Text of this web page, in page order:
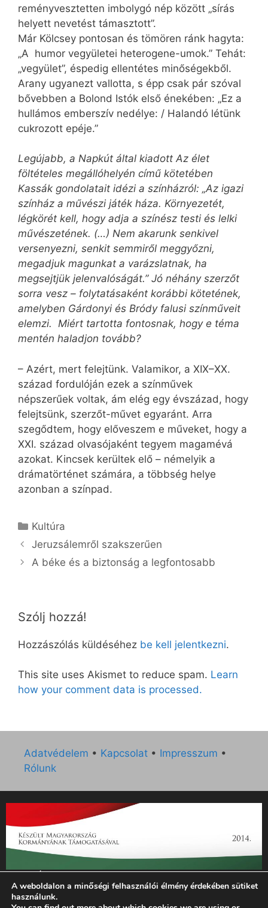
reményvesztetten imbolygó nép között „sírás
helyett nevetést támasztott”.
Már Kölcsey pontosan és tömören ránk hagyta:
„A humor vegyületei he­te­ro­ge­ne-u­mok.” Tehát:
„vegyület”, éspedig ellentétes minőségekből.
Arany ugyanezt vallotta, s épp csak pár szóval
bővebben a Bolond Istók első énekében: „Ez a
hullámos emberszív nedélye: / Halandó létünk
cukrozott epéje.”
Legújabb, a Napkút által kiadott Az élet
föltételes megállóhelyén című kötetében
Kassák gondolatait idézi a színházról: „Az igazi
színház a művészi játék háza. Környezetét,
légkörét kell, hogy adja a színész testi és lelki
művészetének. (…) Nem akarunk senkivel
versenyezni, senkit semmiről meggyőzni,
megadjuk magunkat a varázslatnak, ha
megsejtjük jelenvalóságát.” Jó néhány szerzőt
sorra vesz – folytatásaként korábbi kötetének,
amelyben Gárdonyi és Bródy falusi színműveit
elemzi. Miért tartotta fontosnak, hogy e téma
mentén haladjon tovább?
– Azért, mert felejtünk. Valamikor, a XIX–XX.
század fordulóján ezek a színművek
népszerűek voltak, ám elég egy évszázad, hogy
felejtsünk, szerzőt-művet egyaránt. Arra
szegődtem, hogy előveszem e műveket, hogy a
XXI. század olvasójaként tegyem magamévá
azokat. Kincsek kerültek elő – némelyik a
drámatörténet számára, a többség helye
azonban a színpad.
Kategória
Kultúra
Jeruzsálemről szakszerűen
A béke és a biztonság a legfontosabb
Szólj hozzá!
Hozzászólás küldéséhez be kell jelentkezni.
This site uses Akismet to reduce spam. Learn
how your comment data is processed.
Adatvédelem • Kapcsolat • Impresszum •
Rólunk
„Az Új Ember katolikus hetilap 2014. évi működésének
támogatását az EGYH-KCP-14-P-0121 sz. támogatási
szerződés keretében 3 000 000 Ft összegben támogatta az
A weboldalon a minőségi felhasználói élmény érdekében sütiket
használunk.